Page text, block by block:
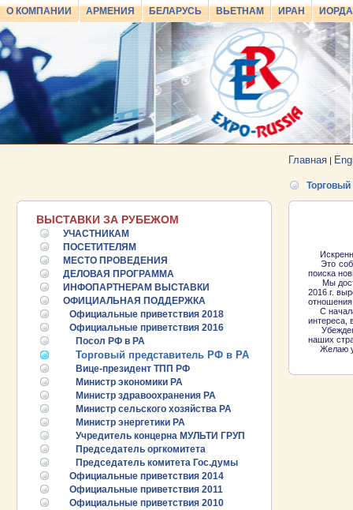
О КОМПАНИИ АРМЕНИЯ БЕЛАРУСЬ ВЬЕТНАМ ИРАН
Главная |
ВЫСТАВКИ ЗА РУБЕЖОМ
УЧАСТНИКАМ
ПОСЕТИТЕЛЯМ
МЕСТО ПРОВЕДЕНИЯ
ДЕЛОВАЯ ПРОГРАММА
ИНФОПАРТНЕРАМ ВЫСТАВКИ
ОФИЦИАЛЬНАЯ ПОДДЕРЖКА
Официальные приветствия 2018
Официальные приветствия 2016
Посол РФ в РА
Торговый представитель РФ в РА
Вице-президент ТПП РФ
Министр экономики РА
Министр здравоохранения РА
Министр сельского хозяйства РА
Министр энергетики РА
Учредитель концерна МУЛЬТИ ГРУП
Председатель оргкомитета
Председатель комитета Гос.думы
Официальные приветствия 2014
Официальные приветствия 2011
Официальные приветствия 2010
Это
поиска
Мы
2016 г.
С начала
интереса,
Убежден,
наших
Желаю